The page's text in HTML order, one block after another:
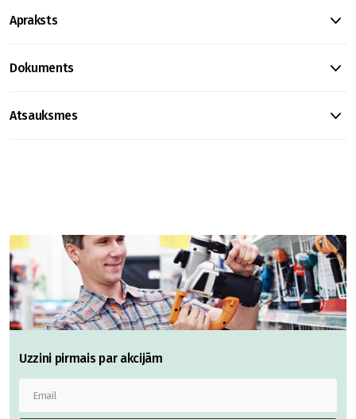
Apraksts
Dokuments
Atsauksmes
Uzzini pirmais par akcijām